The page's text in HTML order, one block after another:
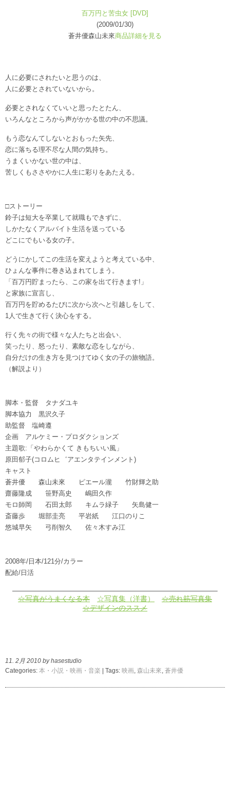
百万円と苦虫女 [DVD]
(2009/01/30)
蒼井優森山未來商品詳細を見る
人に必要にされたいと思うのは、
人に必要とされていないから。
必要とされなくていいと思ったとたん、
いろんなところから声がかかる世の中の不思議。
もう恋なんてしないとおもった矢先、
恋に落ちる理不尽な人間の気持ち。
うまくいかない世の中は、
苦しくもささやかに人生に彩りをあたえる。
□ストーリー
鈴子は短大を卒業して就職もできずに、
しかたなくアルバイト生活を送っている
どこにでもいる女の子。
どうにかしてこの生活を変えようと考えている中、
ひょんな事件に巻き込まれてしまう。
「百万円貯まったら、この家を出て行きます!」
と家族に宣言し、
百万円を貯めるたびに次から次へと引越しをして、
1人で生きて行く決心をする。
行く先々の街で様々な人たちと出会い、
笑ったり、怒ったり、素敵な恋をしながら、
自分だけの生き方を見つけてゆく女の子の旅物語。
（解説より）
脚本・監督 タナダユキ
脚本協力 黒沢久子
助監督 塩崎遵
企画 アルケミー・プロダクションズ
主題歌:「やわらかくて きもちいい風」
原田郁子(コロムヒ゛アエンタテインメント)
キャスト
蒼井優 森山未來 ピエール瀧 竹財輝之助
齋藤隆成 笹野高史 嶋田久作
モロ師岡 石田太郎 キムラ緑子 矢島健一
斎藤歩 堀部圭亮 平岩紙 江口のりこ
悠城早矢 弓削智久 佐々木すみ江
2008年/日本/121分/カラー
配給/日活
————————————————————————————–
☆写真がうまくなる本
☆写真集（洋書）
☆売れ筋写真集
☆デザインのススメ
11. 2月 2010 by hasestudio
Categories: 本・小説・映画・音楽 | Tags: 映画, 森山未來, 蒼井優